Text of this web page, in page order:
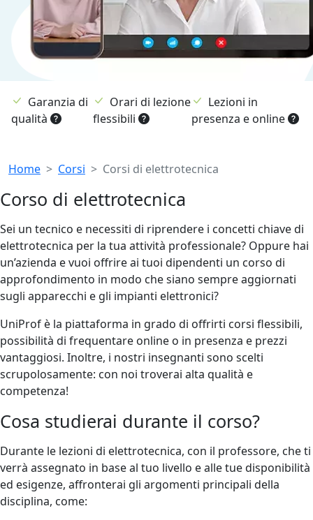
Garanzia di
qualità
Orari di lezione
flessibili
Lezioni in
presenza e online
Breadcrumb
Home Corsi Corsi di elettrotecnica
Corso di elettrotecnica
Sei un tecnico e necessiti di riprendere i concetti chiave di
elettrotecnica per la tua attività professionale? Oppure hai
un’azienda e vuoi offrire ai tuoi dipendenti un corso di
approfondimento in modo che siano sempre aggiornati
sugli apparecchi e gli impianti elettronici?
UniProf è la piattaforma in grado di offrirti corsi flessibili,
possibilità di frequentare online o in presenza e prezzi
vantaggiosi. Inoltre, i nostri insegnanti sono scelti
scrupolosamente: con noi troverai alta qualità e
competenza!
Cosa studierai durante il corso?
Durante le lezioni di elettrotecnica, con il professore, che ti
verrà assegnato in base al tuo livello e alle tue disponibilità
ed esigenze, affronterai gli argomenti principali della
disciplina, come: